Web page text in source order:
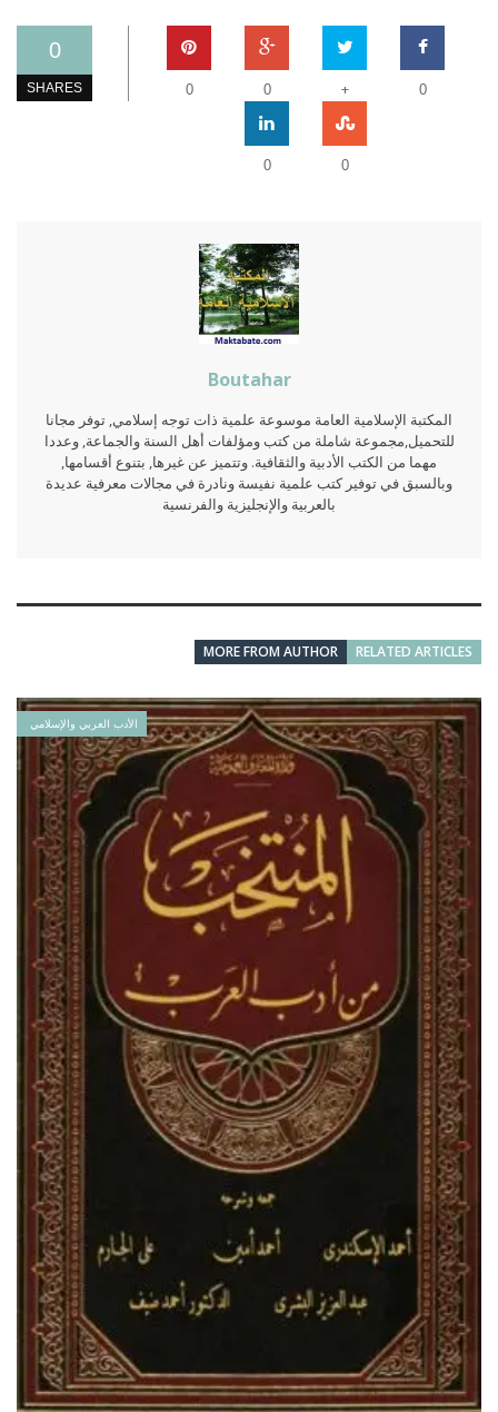
0
SHARES 0
+
0
0
0
0
Boutahar
المكتبة الإسلامية العامة موسوعة علمية ذات توجه إسلامي, توفر مجانا
للتحميل,مجموعة شاملة من كتب ومؤلفات أهل السنة والجماعة, وعددا
مهما من الكتب الأدبية والثقافية. وتتميز عن غيرها, بتنوع أقسامها,
وبالسبق في توفير كتب علمية نفيسة ونادرة في مجالات معرفية عديدة
بالعربية والإنجليزية والفرنسية
RELATED ARTICLES
MORE FROM AUTHOR
الأدب العربي والإسلامي